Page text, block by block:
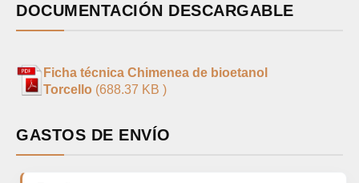
DOCUMENTACIÓN DESCARGABLE
Ficha técnica Chimenea de bioetanol
Torcello (688.37 KB )
GASTOS DE ENVÍO